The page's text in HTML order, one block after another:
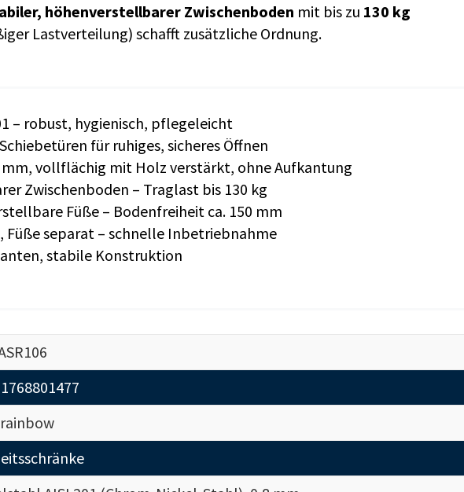
höhenverstellbarer Zwischenboden mit bis zu 130 kg
Lastverteilung) schafft zusätzliche Ordnung.
– robust, hygienisch, pflegeleicht
für ruhiges, sicheres Öffnen
vollflächig mit Holz verstärkt, ohne Aufkantung
Zwischenboden – Traglast bis 130 kg
Füße – Bodenfreiheit ca. 150 mm
Füße separat – schnelle Inbetriebnahme
stabile Konstruktion